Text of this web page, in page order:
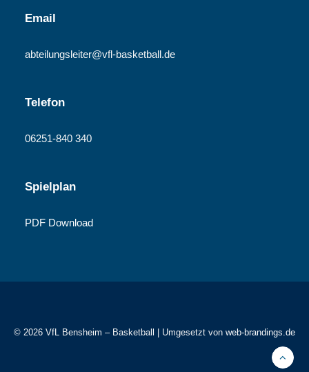
Email
abteilungsleiter@vfl-basketball.de
Telefon
06251-840 340
Spielplan
PDF Download
© 2026 VfL Bensheim – Basketball | Umgesetzt von web-brandings.de